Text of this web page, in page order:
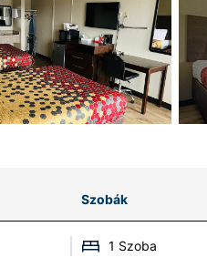
Szobák
1 Szoba